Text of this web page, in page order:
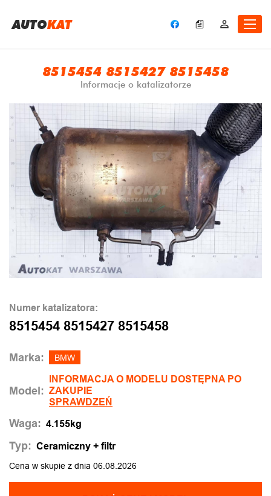
AUTOKAT
8515454 8515427 8515458
Informacje o katalizatorze
Numer katalizatora:
8515454 8515427 8515458
Marka: BMW
Model:
INFORMACJA O MODELU DOSTĘPNA PO
ZAKUPIE
SPRAWDZEŃ
Waga: 4.155kg
Typ: Ceramiczny + filtr
Cena w skupie z dnia 06.08.2026